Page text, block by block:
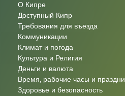
О Кипре
Доступный Кипр
Требования для въезда
Коммуникации
Климат и погода
Культура и Религия
Деньги и валюта
Время, рабочие часы и
Здоровье и безопасность